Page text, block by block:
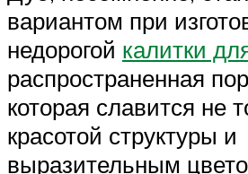
вариантом при
недорогой калитки
распространенная
которая славится не
красотой структуры и
выразительным